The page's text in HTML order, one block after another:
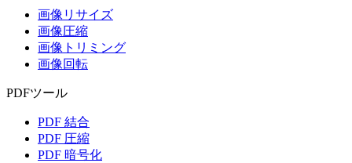
画像リサイズ
画像圧縮
画像トリミング
画像回転
PDFツール
PDF 結合
PDF 圧縮
PDF 暗号化